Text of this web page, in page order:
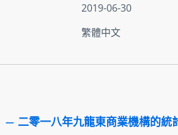
2019-06-30
繁體中文
二零一八年九龍東商業機構的統